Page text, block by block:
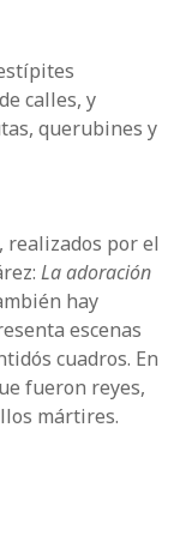
calles, y
querubines y
realizados por el
La adoración
hay
escenas
cuadros. En
fueron reyes,
mártires.